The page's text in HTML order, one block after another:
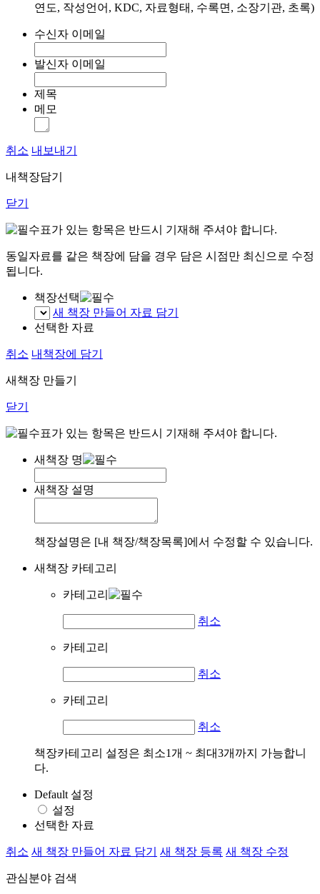
연도, 작성언어, KDC, 자료형태, 수록면, 소장기관, 초록)
수신자 이메일
발신자 이메일
제목
메모
취소 내보내기
내책장담기
닫기
표가 있는 항목은 반드시 기재해 주셔야 합니다.
동일자료를 같은 책장에 담을 경우 담은 시점만 최신으로 수정
됩니다.
책장선택
새 책장 만들어 자료 담기
선택한 자료
취소 내책장에 담기
새책장 만들기
닫기
표가 있는 항목은 반드시 기재해 주셔야 합니다.
새책장 명
새책장 설명
책장설명은 [내 책장/책장목록]에서 수정할 수 있습니다.
새책장 카테고리
카테고리
취소
카테고리
취소
카테고리
취소
책장카테고리 설정은 최소1개 ~ 최대3개까지 가능합니
다.
Default 설정
설정
선택한 자료
취소 새 책장 만들어 자료 담기 새 책장 등록 새 책장 수정
관심분야 검색